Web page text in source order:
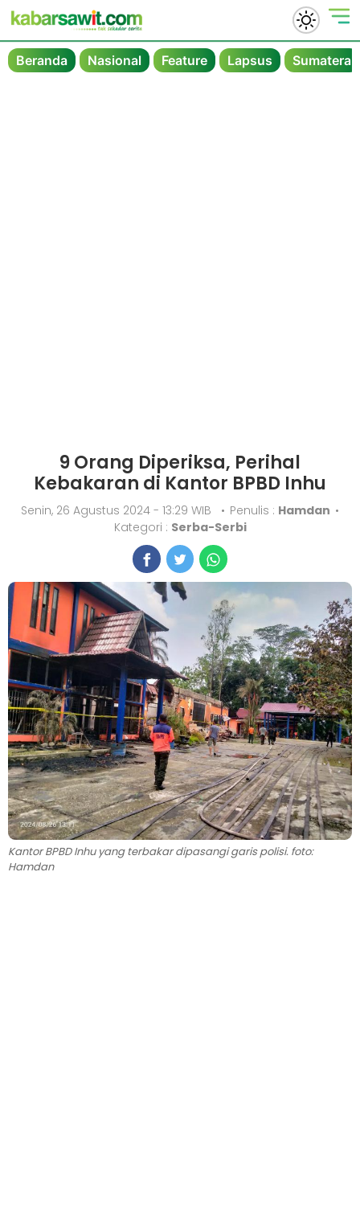
Beranda Nasional Feature Lapsus Sumatera
9 Orang Diperiksa, Perihal
Kebakaran di Kantor BPBD Inhu
Senin, 26 Agustus 2024 - 13:29 WIB • Penulis : Hamdan •
Kategori : Serba-Serbi
Kantor BPBD Inhu yang terbakar dipasangi garis polisi. foto:
Hamdan